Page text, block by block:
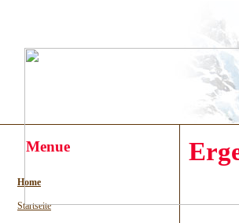
Menue
Home
Startseite